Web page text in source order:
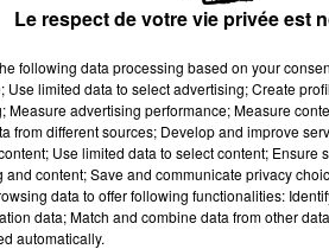
de danse, d'aérobic et
coach sportif :
Le respect de votre vie privée est
following data processing based on your
Use limited data to select advertising; Create
Measure advertising performance; Measure
from different sources; Develop and improve
Use limited data to select content; Ensure
content; Save and communicate privacy
data to offer following functionalities:
data; Match and combine data from other
automatically.